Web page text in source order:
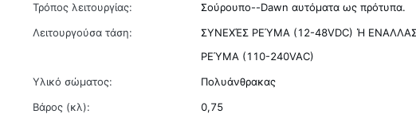
Τρόπος λειτουργίας:
Σούρουπο--Dawn αυτόματα ως πρότυπα.
Λειτουργούσα τάση:
ΣΥΝΕΧΈΣ ΡΕΎΜΑ (12-48VDC) Ή
ΡΕΎΜΑ (110-240VAC)
Υλικό σώματος: Πολυάνθρακας
Βάρος (κλ):
0,75